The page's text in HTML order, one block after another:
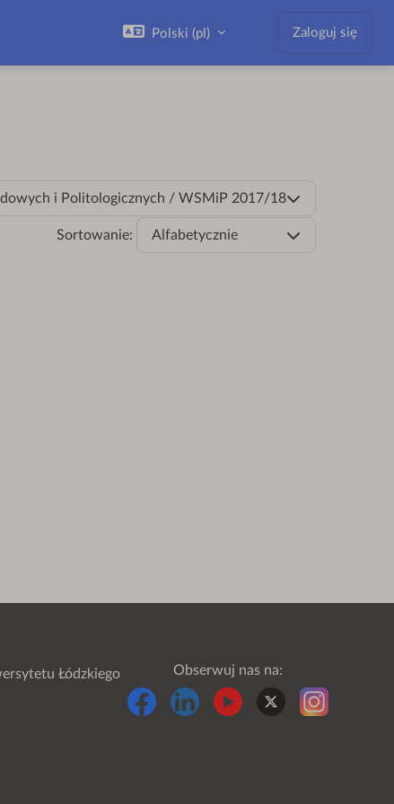
Polski ‎(pl)‎ Zaloguj się
i Politologicznych / WSMiP 2017/18
Sortowanie: Alfabetycznie
Łódzkiego
Obserwuj nas na: